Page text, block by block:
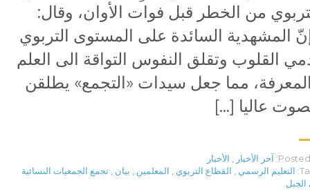
من الخطر قبل فوات الأوان، وقال:
المشهدية السائدة على المستوى التربوي
القلوب وتقلق النفوس التواقة الى العلم
مما جعل سيدات «التجمع» يطلقن
عاليا […]
Posted آخر الأخبار , الأخبار
التعليم الرسمي , القطاع التربوي , المعلمين , بيان , تجمع الجمعيات النسائية